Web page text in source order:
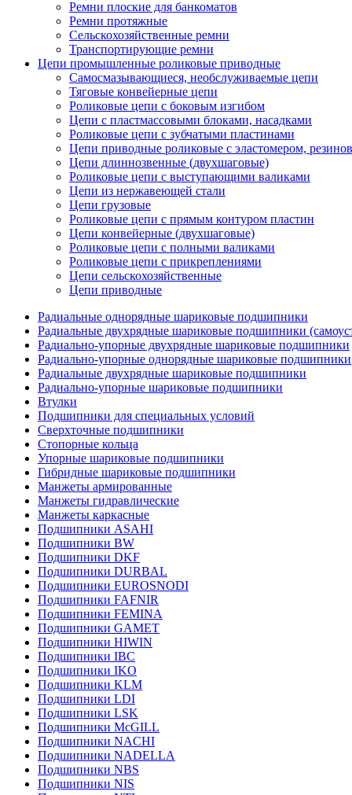
Ремни плоские для банкоматов
Ремни протяжные
Сельскохозяйственные ремни
Транспортирующие ремни
Цепи промышленные роликовые приводные
Самосмазывающиеся, необслуживаемые цепи
Тяговые конвейерные цепи
Роликовые цепи с боковым изгибом
Цепи с пластмассовыми блоками, насадками
Роликовые цепи с зубчатыми пластинами
Цепи приводные роликовые с эластомером,
Цепи длиннозвенные (двухшаговые)
Роликовые цепи с выступающими валиками
Цепи из нержавеющей стали
Цепи грузовые
Роликовые цепи с прямым контуром пластин
Цепи конвейерные (двухшаговые)
Роликовые цепи с полными валиками
Роликовые цепи с прикреплениями
Цепи сельскохозяйственные
Цепи приводные
Радиальные однорядные шариковые подшипники
Радиальные двухрядные шариковые подшипники
Радиально-упорные двухрядные шариковые подшипники
Радиально-упорные однорядные шариковые подшипники
Радиальные двухрядные шариковые подшипники
Радиально-упорные шариковые подшипники
Втулки
Подшипники для специальных условий
Сверхточные подшипники
Стопорные кольца
Упорные шариковые подшипники
Гибридные шариковые подшипники
Манжеты армированные
Манжеты гидравлические
Манжеты каркасные
Подшипники ASAHI
Подшипники BW
Подшипники DKF
Подшипники DURBAL
Подшипники EUROSNODI
Подшипники FAFNIR
Подшипники FEMINA
Подшипники GAMET
Подшипники HIWIN
Подшипники IBC
Подшипники IKO
Подшипники KLM
Подшипники LDI
Подшипники LSK
Подшипники McGILL
Подшипники NACHI
Подшипники NADELLA
Подшипники NBS
Подшипники NIS